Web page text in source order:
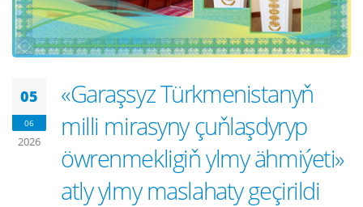
05
06
2026
«Garaşsyz Türkmenistanyň
milli mirasyny çuňlaşdyryp
öwrenmekligiň ylmy ähmiýeti»
atly ylmy maslahaty geçirildi